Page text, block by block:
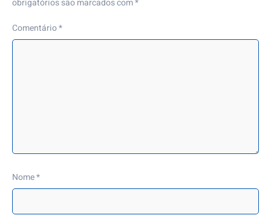
obrigatórios são marcados com*
Comentário*
Nome*